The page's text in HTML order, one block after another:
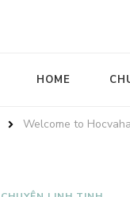
HOME
Welcome to